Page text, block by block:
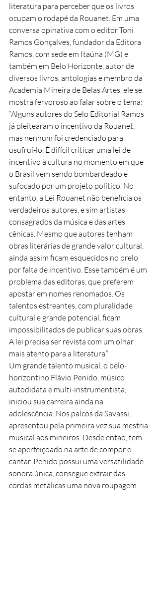
literatura para perceber que os livros
ocupam o rodapé da Rouanet. Em uma
conversa opinativa com o editor Toni
Ramos Gonçalves, fundador da Editora
Ramos, com sede em Itaúna (MG) e
também em Belo Horizonte, autor de
diversos livros, antologias e membro da
Academia Mineira de Belas Artes, ele se
mostra fervoroso ao falar sobre o tema:
“Alguns autores do Selo Editorial Ramos
já pleitearam o incentivo da Rouanet,
mas nenhum foi credenciado para
usufruí-lo. É difícil criticar uma lei de
incentivo à cultura no momento em que
o Brasil vem sendo bombardeado e
sufocado por um projeto político. No
entanto, a Lei Rouanet não beneficia os
verdadeiros autores, e sim artistas
consagrados da música e das artes
cênicas. Mesmo que autores tenham
obras literárias de grande valor cultural,
ainda assim ficam esquecidos no prelo
por falta de incentivo. Esse também é um
problema das editoras, que preferem
apostar em nomes renomados. Os
talentos estreantes, com pluralidade
cultural e grande potencial, ficam
impossibilitados de publicar suas obras.
A lei precisa ser revista com um olhar
mais atento para a literatura.”
Um grande talento musical, o belo-
horizontino Flávio Penido, músico
autodidata e multi-instrumentista,
iniciou sua carreira ainda na
adolescência. Nos palcos da Savassi,
apresentou pela primeira vez sua mestria
musical aos mineiros. Desde então, tem
se aperfeiçoado na arte de compor e
cantar. Penido possui uma versatilidade
sonora única, consegue extrair das
cordas metálicas uma nova roupagem